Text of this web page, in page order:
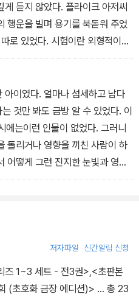
듣지 않았다. 플라이크 아저씨
행운을 빌며 용기를 북돋워 주었
로 있었다. 시험이란 외형적이고
떨어졌다고 절대 창피해할 필요
일어날 수 있다. 만일 한스에게도
한 사람에게 특별한 섭리를 준비
는 다른길로 인도하실 거라는
아이였다. 얼마나 섬세하고 남다
것만 봐도 금방 알 수 있었다. 이
에는이런 인물이 없었다. 그러니
돌리거나 영향을 끼친 사람이 하
어떻게 그런 진지한 눈빛과 영리
왔는지는 알다가도 모를 일이었
는 사람이었다. 아버지는 아예 고
백 년의 역사에서 성실한 시민만
이나 천재는 한 명도 배출하지 못
가 나온 것은 정말 하늘에서 신
저자파일 신간알림 신청
즈 1~3 세트 - 전3권>,<초판본
(초호화 금장 에디션)> … 총 23